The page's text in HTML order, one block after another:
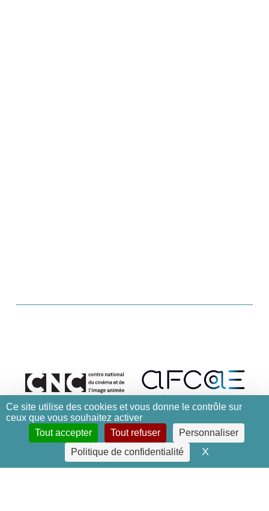
Ce site utilise des cookies et vous donne le contrôle sur
ceux que vous souhaitez activer
Tout accepter
Tout refuser
Personnaliser
Politique de confidentialité
XMasquer le